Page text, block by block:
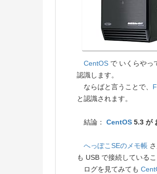
CentOS で いくらやっ
認識します。
ならばと言うことで、
と認識されます。
結論： CentOS 5.3 が
へっぽこSEのメモ帳
も USB で接続している
ログを見てみても